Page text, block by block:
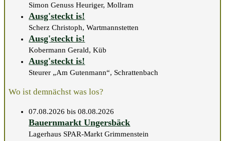
Simon Genuss Heuriger, Mollram
Ausg'steckt is!
Scherz Christoph, Wartmannstetten
Ausg'steckt is!
Kobermann Gerald, Küb
Ausg'steckt is!
Steurer „Am Gutenmann“, Schrattenbach
Wo ist demnächst was los?
07.08.2026 bis 08.08.2026
Bauernmarkt Ungersbäck
Lagerhaus SPAR-Markt Grimmenstein